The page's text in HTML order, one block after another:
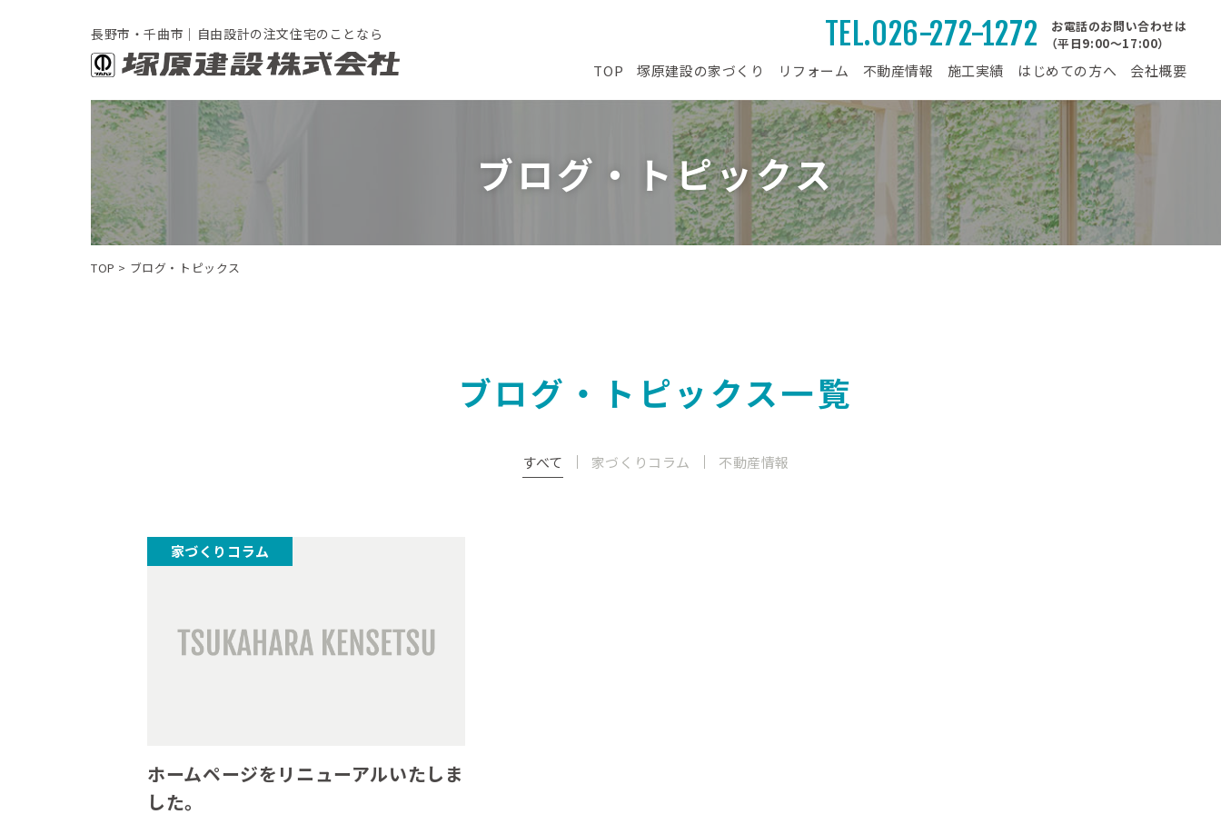
長野市・千曲市｜自由設計の注文住宅のことなら TEL.026-272-1272
お電話のお問い合わせは
（平日9:00～17:00）
TOP 塚原建設の家づくり リフォーム 不動産情報 施工実績 はじめての方へ 会社概要
ブログ・トピックス
TOP > ブログ・トピックス
ブログ・トピックス一覧
すべて 家づくりコラム 不動産情報
家づくりコラム
ホームページをリニューアルいたしま
した。